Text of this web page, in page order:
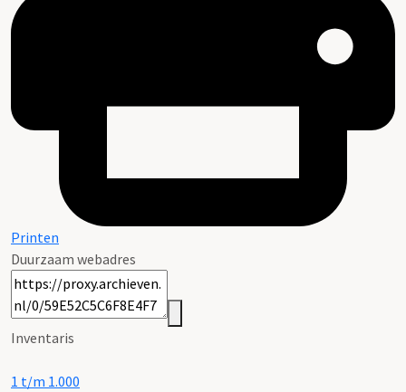
Printen
Duurzaam webadres
Inventaris
1 t/m 1.000